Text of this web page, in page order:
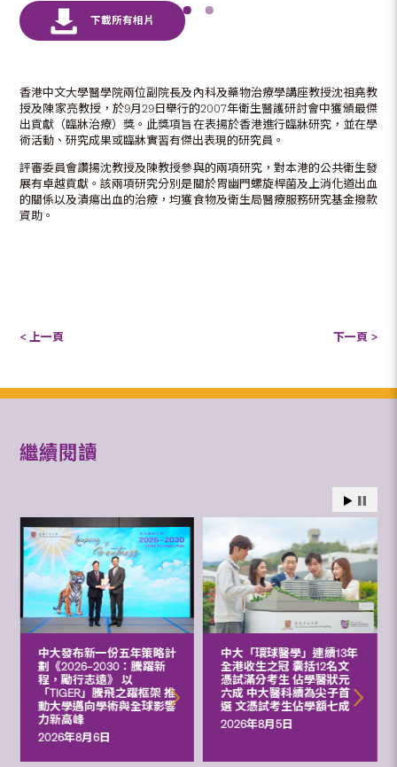
香港中文大學醫學院兩位副院長及內科及藥物治療學講座教授沈祖堯教
授及陳家亮教授，於9月29日舉行的2007年衛生醫護研討會中獲頒最傑
出貢獻（臨牀治療）獎。此獎項旨在表揚於香港進行臨牀研究，並在學
術活動、研究成果或臨牀實習有傑出表現的研究員。
評審委員會讚揚沈教授及陳教授參與的兩項研究，對本港的公共衛生發
展有卓越貢獻。該兩項研究分別是關於胃幽門螺旋桿菌及上消化道出血
的關係以及潰瘍出血的治療，均獲食物及衛生局醫療服務研究基金撥款
資助。
< 上一頁 下一頁 >
繼續閱讀
中大發布新一份五年策略計
劃《2026‒2030：騰躍新
程，勵行志遠》 以
「TIGER」騰飛之躍框架 推
動大學邁向學術與全球影響
力新高峰
2026年8月6日
中大「環球醫學」連續13年
全港收生之冠 囊括12名文
憑試滿分考生 佔學醫狀元
六成 中大醫科續為尖子首
選 文憑試考生佔學額七成
2026年8月5日